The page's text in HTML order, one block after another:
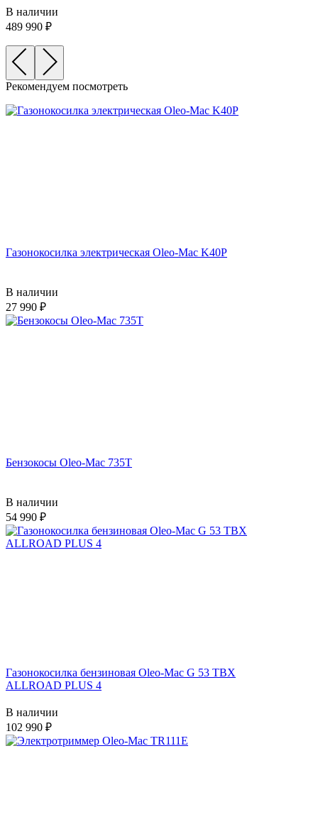
В наличии
489 990
Рекомендуем посмотреть
Газонокосилка электрическая Oleo-Mac K40P
В наличии
27 990
Бензокосы Oleo-Mac 735T
В наличии
54 990
Газонокосилка бензиновая Oleo-Mac G 53 TBX
ALLROAD PLUS 4
В наличии
102 990